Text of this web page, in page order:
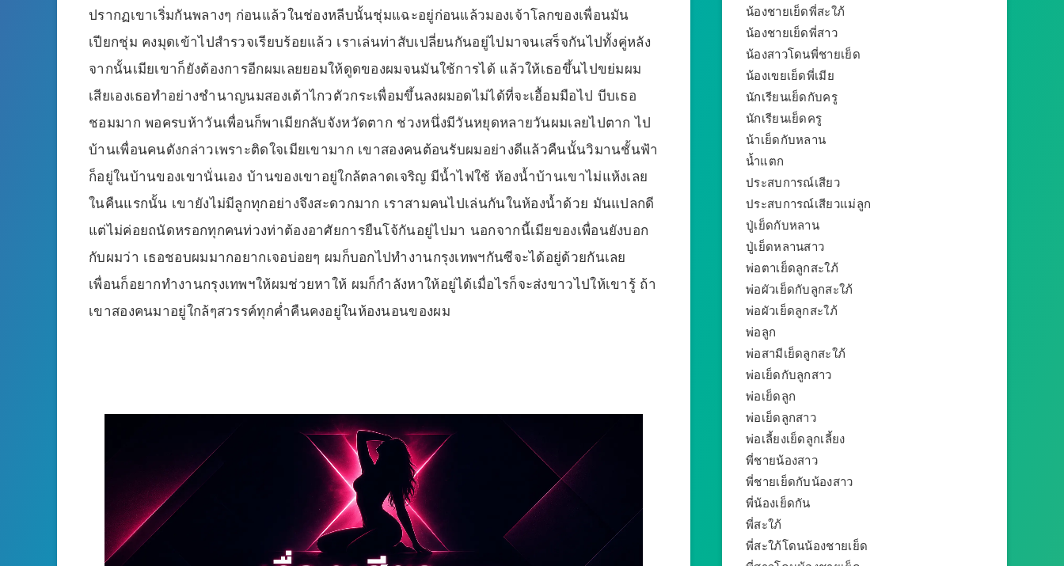
ปรากฏเขาเริ่มกันพลางๆ ก่อนแล้วในช่องหลีบนั้นชุ่มแฉะอยู่ก่อนแล้วมองเจ้าโลกของเพื่อนมัน
เปียกชุ่ม คงมุดเข้าไปสำรวจเรียบร้อยแล้ว เราเล่นท่าสับเปลี่ยนกันอยู่ไปมาจนเสร็จกันไปทั้งคู่หลัง
จากนั้นเมียเขาก็ยังต้องการอีกผมเลยยอมให้ดูดของผมจนมันใช้การได้ แล้วให้เธอขึ้นไปขย่มผม
เสียเองเธอทำอย่างชำนาญนมสองเต้าไกวตัวกระเพื่อมขึ้นลงผมอดไม่ได้ที่จะเอื้อมมือไป บีบเธอ
ชอมมาก พอครบห้าวันเพื่อนก็พาเมียกลับจังหวัดตาก ช่วงหนึ่งมีวันหยุดหลายวันผมเลยไปตาก ไป
บ้านเพื่อนคนดังกล่าวเพราะติดใจเมียเขามาก เขาสองคนต้อนรับผมอย่างดีแล้วคืนนั้นวิมานชั้นฟ้า
ก็อยู่ในบ้านของเขานั่นเอง บ้านของเขาอยู่ใกล้ตลาดเจริญ มีน้ำไฟใช้ ห้องน้ำบ้านเขาไม่แห้งเลย
ในคืนแรกนั้น เขายังไม่มีลูกทุกอย่างจึงสะดวกมาก เราสามคนไปเล่นกันในห้องน้ำด้วย มันแปลกดี
แต่ไม่ค่อยถนัดหรอกทุกคนท่วงท่าต้องอาศัยการยืนโจ้กันอยู่ไปมา นอกจากนี้เมียของเพื่อนยังบอก
กับผมว่า เธอชอบผมมากอยากเจอบ่อยๆ ผมก็บอกไปทำงานกรุงเทพฯกันซีจะได้อยู่ด้วยกันเลย
เพื่อนก็อยากทำงานกรุงเทพฯให้ผมช่วยหาให้ ผมก็กำลังหาให้อยู่ได้เมื่อไรก็จะส่งขาวไปให้เขารู้ ถ้า
เขาสองคนมาอยู่ใกล้ๆสวรรค์ทุกค่ำคืนคงอยู่ในห้องนอนของผม
น้องชายเย็ดพี่สะใภ้
น้องชายเย็ดพี่สาว
น้องสาวโดนพี่ชายเย็ด
น้องเขยเย็ดพี่เมีย
นักเรียนเย็ดกับครู
นักเรียนเย็ดครู
น้าเย็ดกับหลาน
น้ำแตก
ประสบการณ์เสียว
ประสบการณ์เสียวแม่ลูก
ปู่เย็ดกับหลาน
ปู่เย็ดหลานสาว
พ่อตาเย็ดลูกสะใภ้
พ่อผัวเย็ดกับลูกสะใภ้
พ่อผัวเย็ดลูกสะใภ้
พ่อลูก
พ่อสามีเย็ดลูกสะใภ้
พ่อเย็ดกับลูกสาว
พ่อเย็ดลูก
พ่อเย็ดลูกสาว
พ่อเลี้ยงเย็ดลูกเลี้ยง
พี่ชายน้องสาว
พี่ชายเย็ดกับน้องสาว
พี่น้องเย็ดกัน
พี่สะใภ้
พี่สะใภ้โดนน้องชายเย็ด